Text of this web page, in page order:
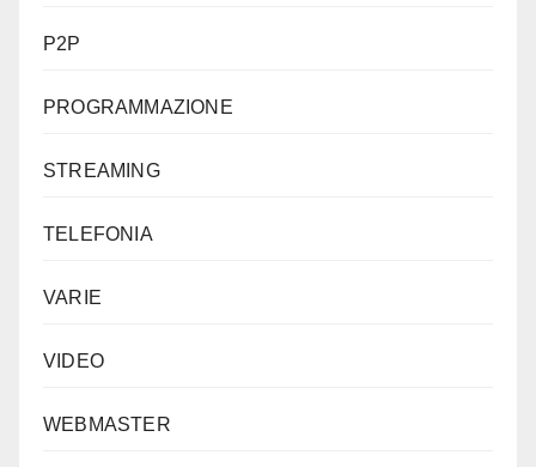
P2P
PROGRAMMAZIONE
STREAMING
TELEFONIA
VARIE
VIDEO
WEBMASTER